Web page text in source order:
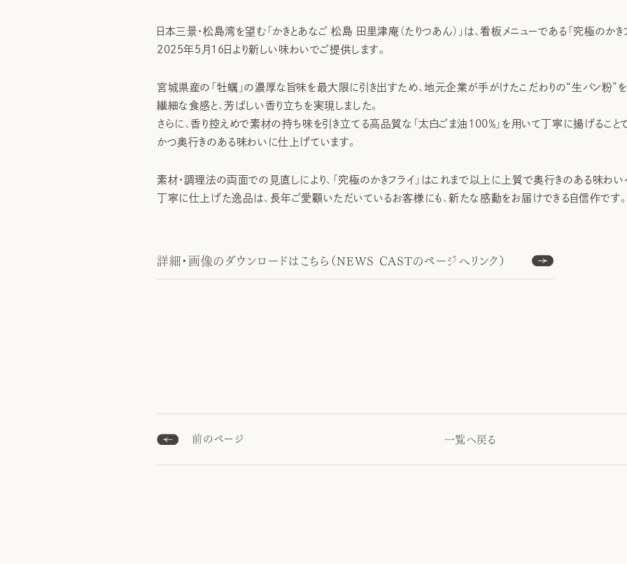
日本三景・松島湾を望む「かきとあなご 松島 田里津庵（たりつあん）」は、看板メニューである「究極のかき
2025年5月16日より新しい味わいでご提供します。
宮城県産の「牡蠣」の濃厚な旨味を最大限に引き出すため、地元企業が手がけたこだわりの“生パン粉”
繊細な食感と、芳ばしい香り立ちを実現しました。
さらに、香り控えめで素材の持ち味を引き立てる高品質な「太白ごま油100％」を用いて丁寧に揚げるこ
かつ奥行きのある味わいに仕上げています。
素材・調理法の両面での見直しにより、「究極のかきフライ」はこれまで以上に上質で奥行きのある味わ
丁寧に仕上げた逸品は、長年ご愛顧いただいているお客様にも、新たな感動をお届けできる自信作です。
詳細・画像のダウンロードはこちら（NEWS CASTのページへリンク）
前のページ 一覧へ戻る